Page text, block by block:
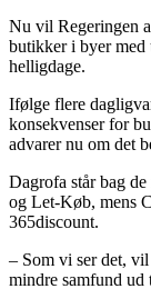
Nu vil Regeringen
butikker i byer med
helligdage.
Ifølge flere
konsekvenser for
advarer nu om det
Dagrofa står bag
og Let-Køb, mens
365discount.
– Som vi ser det,
mindre samfund ud